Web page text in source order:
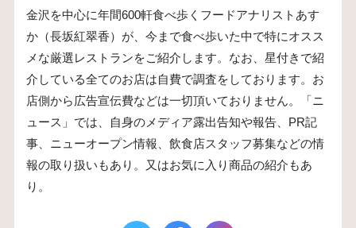
金沢を中心に年間600軒食べ歩くフードアナリストあす
か（長坂紅翠香）が、今まで食べ歩いた中で特にオスス
メな厳選レストランをご紹介します。なお、星付きで紹
介している全てのお店は自費で調査をしております。お
店側から広告宣伝費などは一切頂いておりません。「ニ
ュース」では、自身のメディア露出告知や報告、PR記
事、ニューオープン情報、飲食店スタッフ募集などの情
報の取り扱いもあり。又はお気に入り商品の紹介もあ
り。